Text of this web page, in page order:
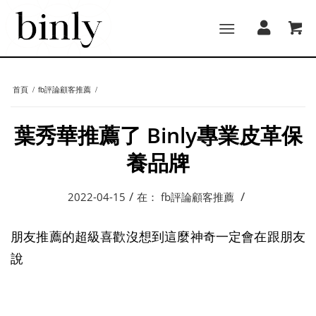
首頁 / fb評論顧客推薦 /
葉秀華推薦了 Binly專業皮革保
養品牌
2022-04-15 / 在： fb評論顧客推薦 /
朋友推薦的超級喜歡沒想到這麼神奇一定會在跟朋友
說